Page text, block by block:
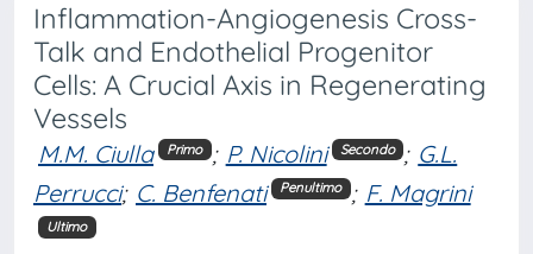
Inflammation-Angiogenesis Cross-
Talk and Endothelial Progenitor
Cells: A Crucial Axis in Regenerating
Vessels
M.M. Ciulla Primo ; P. Nicolini Secondo ; G.L.
Perrucci; C. Benfenati Penultimo ; F. Magrini
Ultimo